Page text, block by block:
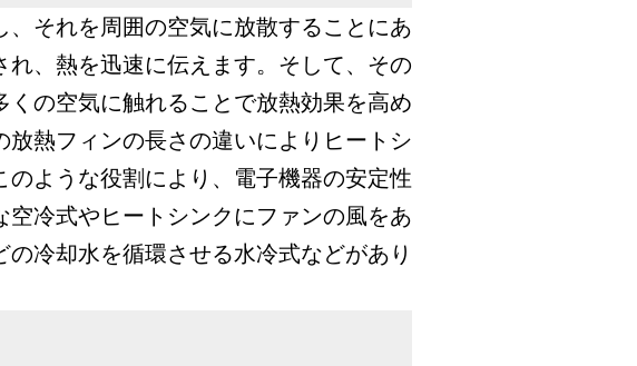
それを周囲の空気に放散することにあ
、熱を迅速に伝えます。そして、その
の空気に触れることで放熱効果を高め
熱フィンの長さの違いによりヒートシ
ような役割により、電子機器の安定性
冷式やヒートシンクにファンの風をあ
冷却水を循環させる水冷式などがあり